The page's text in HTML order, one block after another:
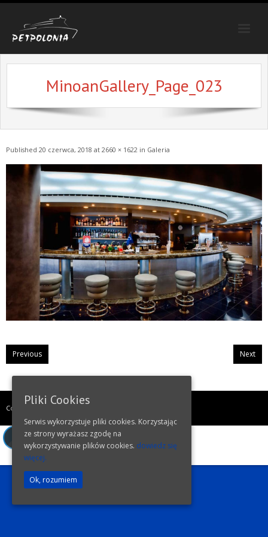
Strona główna
Oferty specjalne
Kontakt
MinoanGallery_Page_023
Published 20 czerwca, 2018 at 2660 × 1622 in Galeria
Previous Next
Copyright
Pliki Cookies
Serwis wykorzystuje pliki cookies. Korzystając
ze strony wyrażasz zgodę na
wykorzystywanie plików cookies. dowiedz się
więcej.
Ok, rozumiem